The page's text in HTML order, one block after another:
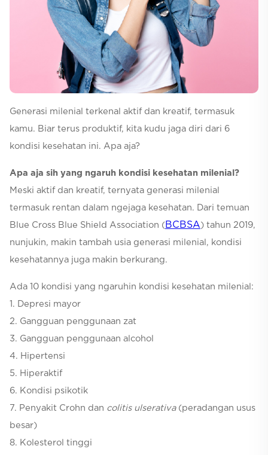
Selfcare
Generasi milenial terkenal aktif dan kreatif, termasuk
kamu. Biar terus produktif, kita kudu jaga diri dari 6
kondisi kesehatan ini. Apa aja?
Apa aja sih yang ngaruh kondisi kesehatan milenial?
Meski aktif dan kreatif, ternyata generasi milenial
termasuk rentan dalam ngejaga kesehatan. Dari temuan
Blue Cross Blue Shield Association (BCBSA) tahun 2019,
nunjukin, makin tambah usia generasi milenial, kondisi
kesehatannya juga makin berkurang.
Ada 10 kondisi yang ngaruhin kondisi kesehatan milenial:
1. Depresi mayor
2. Gangguan penggunaan zat
3. Gangguan penggunaan alcohol
4. Hipertensi
5. Hiperaktif
6. Kondisi psikotik
7. Penyakit Crohn dan colitis ulserativa(peradangan usus
besar)
8. Kolesterol tinggi